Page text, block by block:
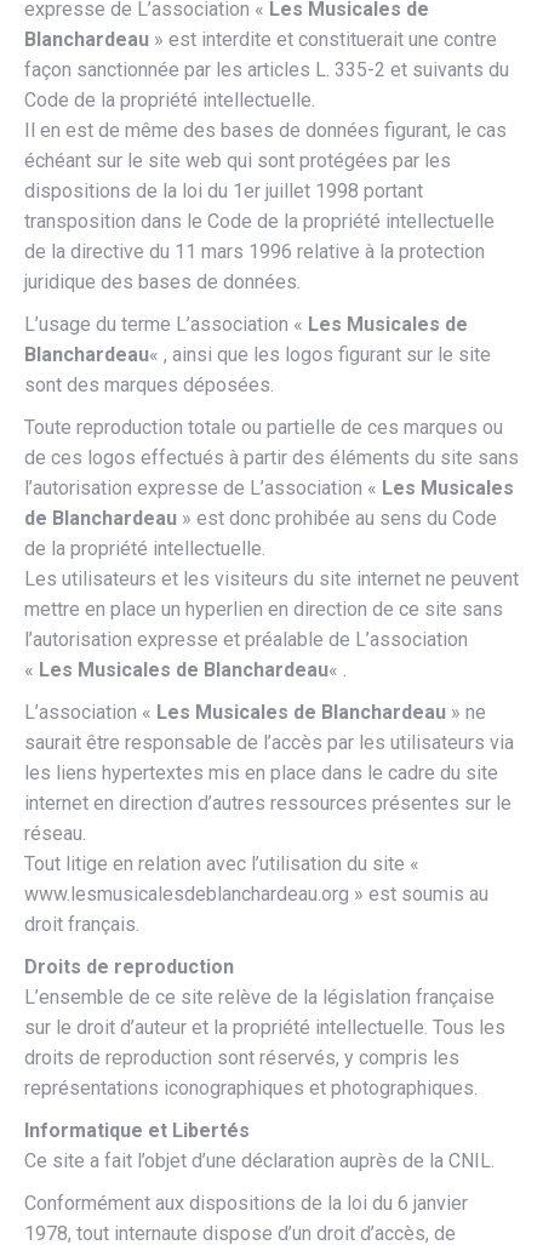
expresse de L’association « Les Musicales de
Blanchardeau » est interdite et constituerait une contre
façon sanctionnée par les articles L. 335-2 et suivants du
Code de la propriété intellectuelle.
Il en est de même des bases de données figurant, le cas
échéant sur le site web qui sont protégées par les
dispositions de la loi du 1er juillet 1998 portant
transposition dans le Code de la propriété intellectuelle
de la directive du 11 mars 1996 relative à la protection
juridique des bases de données.
L’usage du terme L’association « Les Musicales de
Blanchardeau« , ainsi que les logos figurant sur le site
sont des marques déposées.
Toute reproduction totale ou partielle de ces marques ou
de ces logos effectués à partir des éléments du site sans
l’autorisation expresse de L’association « Les Musicales
de Blanchardeau » est donc prohibée au sens du Code
de la propriété intellectuelle.
Les utilisateurs et les visiteurs du site internet ne peuvent
mettre en place un hyperlien en direction de ce site sans
l’autorisation expresse et préalable de L’association
« Les Musicales de Blanchardeau« .
L’association « Les Musicales de Blanchardeau » ne
saurait être responsable de l’accès par les utilisateurs via
les liens hypertextes mis en place dans le cadre du site
internet en direction d’autres ressources présentes sur le
réseau.
Tout litige en relation avec l’utilisation du site «
www.lesmusicalesdeblanchardeau.org » est soumis au
droit français.
Droits de reproduction
L’ensemble de ce site relève de la législation française
sur le droit d’auteur et la propriété intellectuelle. Tous les
droits de reproduction sont réservés, y compris les
représentations iconographiques et photographiques.
Informatique et Libertés
Ce site a fait l’objet d’une déclaration auprès de la CNIL.
Conformément aux dispositions de la loi du 6 janvier
1978, tout internaute dispose d’un droit d’accès, de